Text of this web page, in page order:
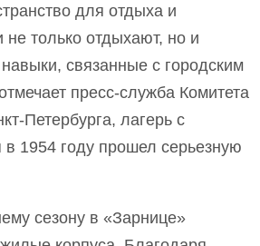
для отдыха и
не только отдыхают, но и
связанные с городским
пресс-служба Комитета
Петербурга, лагерь с
в 1954 году прошел серьезную
сезону в «Зарнице»